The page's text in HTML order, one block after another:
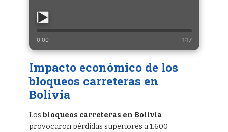
0:00 1:17
Impacto económico de los
bloqueos carreteras en
Bolivia
Los bloqueos carreteras en Bolivia
provocaron pérdidas superiores a 1.600